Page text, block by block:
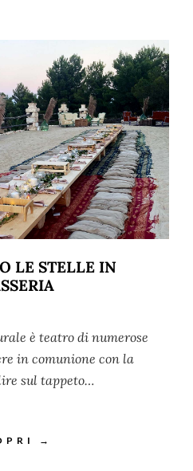
LE STELLE IN
è teatro di numerose
in comunione con la
sul tappeto…
→